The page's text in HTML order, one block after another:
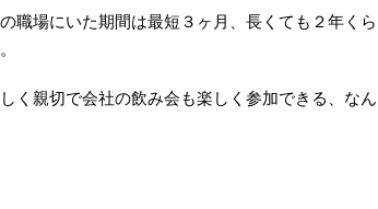
職場にいた期間は最短３ヶ月、長くても２年くら
く親切で会社の飲み会も楽しく参加できる、なん